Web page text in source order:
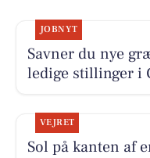
JOBNYT
Savner du nye
ledige stillinger i
VEJRET
Sol på kanten af